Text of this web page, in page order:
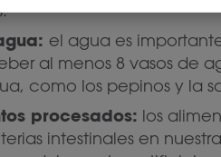
el agua es
al menos 8 vasos de
como los pepinos y la
procesados: los
intestinales en